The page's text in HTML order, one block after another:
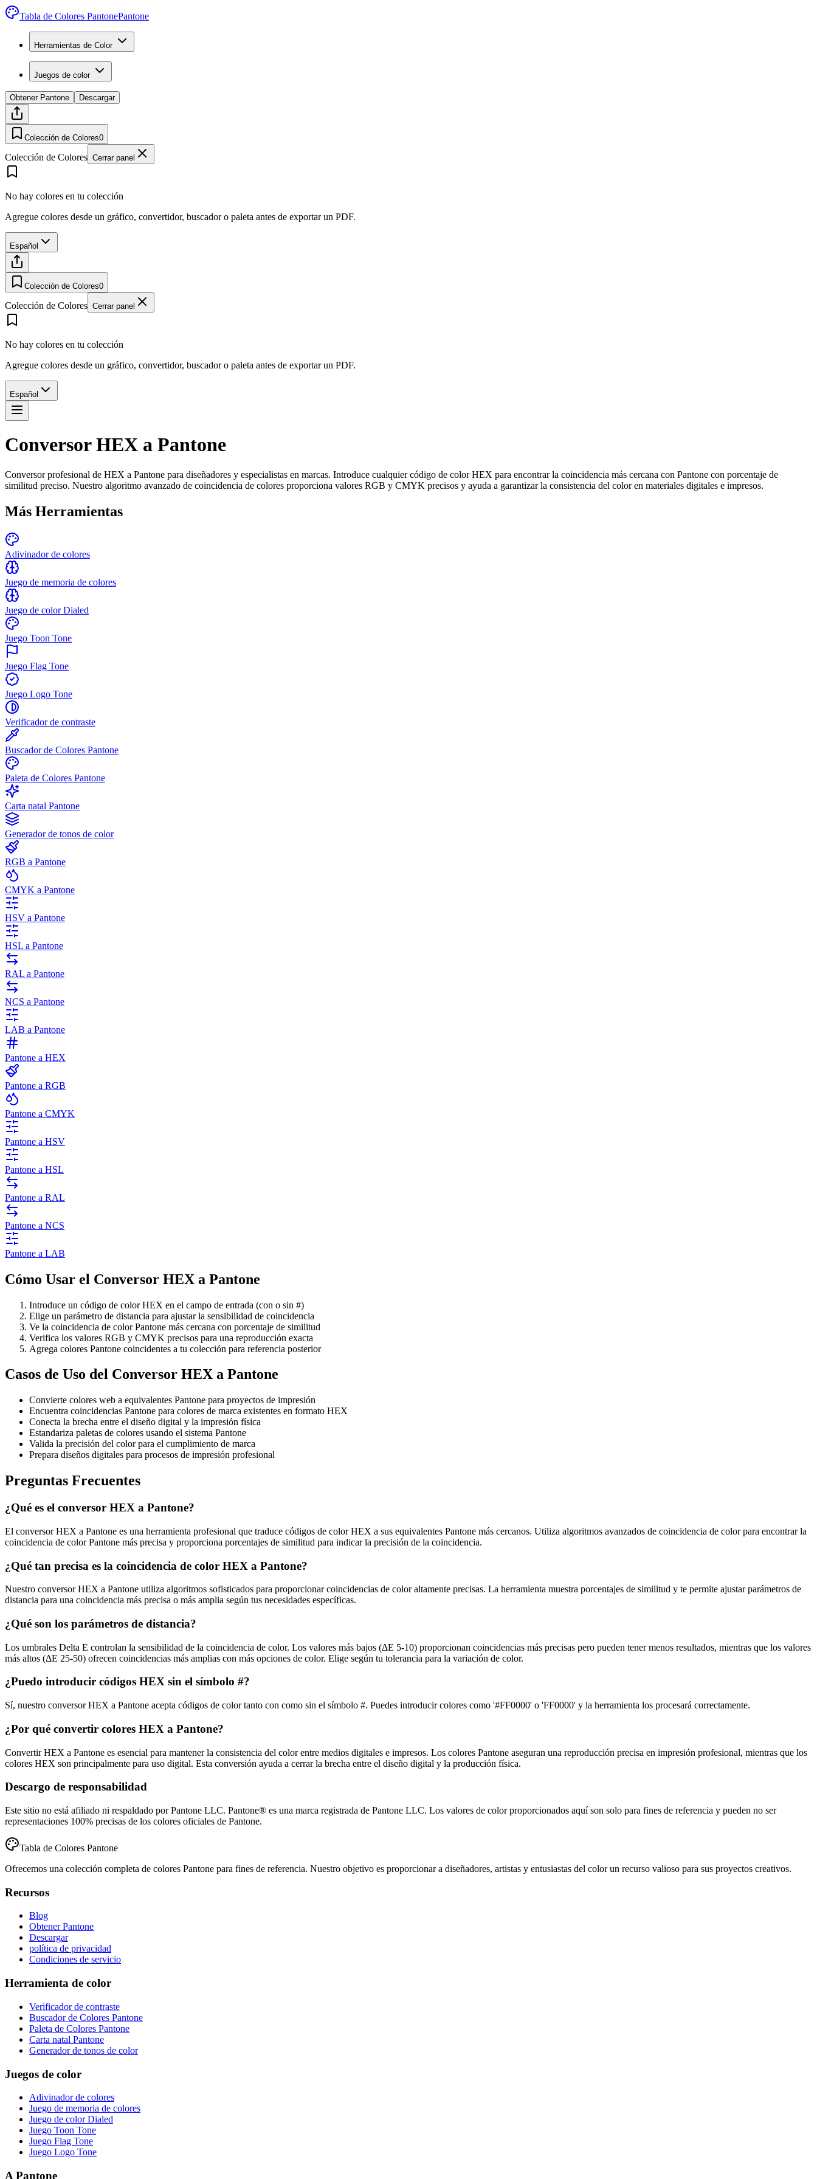
Tabla de Colores PantonePantone
Herramientas de Color
Juegos de color
Obtener Pantone Descargar
Colección de Colores0
Colección de Colores Cerrar panel
No hay colores en tu colección
Agregue colores desde un gráfico, convertidor, buscador o paleta antes de exportar un PDF.
Español
Colección de Colores0
Colección de Colores Cerrar panel
No hay colores en tu colección
Agregue colores desde un gráfico, convertidor, buscador o paleta antes de exportar un PDF.
Español
Conversor HEX a Pantone
Conversor profesional de HEX a Pantone para diseñadores y especialistas en marcas. Introduce cualquier código de color HEX para encontrar la coincidencia más cercana con Pantone con porcentaje de
similitud preciso. Nuestro algoritmo avanzado de coincidencia de colores proporciona valores RGB y CMYK precisos y ayuda a garantizar la consistencia del color en materiales digitales e impresos.
Más Herramientas
Adivinador de colores
Juego de memoria de colores
Juego de color Dialed
Juego Toon Tone
Juego Flag Tone
Juego Logo Tone
Verificador de contraste
Buscador de Colores Pantone
Paleta de Colores Pantone
Carta natal Pantone
Generador de tonos de color
RGB a Pantone
CMYK a Pantone
HSV a Pantone
HSL a Pantone
RAL a Pantone
NCS a Pantone
LAB a Pantone
Pantone a HEX
Pantone a RGB
Pantone a CMYK
Pantone a HSV
Pantone a HSL
Pantone a RAL
Pantone a NCS
Pantone a LAB
Cómo Usar el Conversor HEX a Pantone
Introduce un código de color HEX en el campo de entrada (con o sin #)
Elige un parámetro de distancia para ajustar la sensibilidad de coincidencia
Ve la coincidencia de color Pantone más cercana con porcentaje de similitud
Verifica los valores RGB y CMYK precisos para una reproducción exacta
Agrega colores Pantone coincidentes a tu colección para referencia posterior
Casos de Uso del Conversor HEX a Pantone
Convierte colores web a equivalentes Pantone para proyectos de impresión
Encuentra coincidencias Pantone para colores de marca existentes en formato HEX
Conecta la brecha entre el diseño digital y la impresión física
Estandariza paletas de colores usando el sistema Pantone
Valida la precisión del color para el cumplimiento de marca
Prepara diseños digitales para procesos de impresión profesional
Preguntas Frecuentes
¿Qué es el conversor HEX a Pantone?
El conversor HEX a Pantone es una herramienta profesional que traduce códigos de color HEX a sus equivalentes Pantone más cercanos. Utiliza algoritmos avanzados de coincidencia de color para encontrar la
coincidencia de color Pantone más precisa y proporciona porcentajes de similitud para indicar la precisión de la coincidencia.
¿Qué tan precisa es la coincidencia de color HEX a Pantone?
Nuestro conversor HEX a Pantone utiliza algoritmos sofisticados para proporcionar coincidencias de color altamente precisas. La herramienta muestra porcentajes de similitud y te permite ajustar parámetros de
distancia para una coincidencia más precisa o más amplia según tus necesidades específicas.
¿Qué son los parámetros de distancia?
Los umbrales Delta E controlan la sensibilidad de la coincidencia de color. Los valores más bajos (ΔE 5-10) proporcionan coincidencias más precisas pero pueden tener menos resultados, mientras que los valores
más altos (ΔE 25-50) ofrecen coincidencias más amplias con más opciones de color. Elige según tu tolerancia para la variación de color.
¿Puedo introducir códigos HEX sin el símbolo #?
Sí, nuestro conversor HEX a Pantone acepta códigos de color tanto con como sin el símbolo #. Puedes introducir colores como '#FF0000' o 'FF0000' y la herramienta los procesará correctamente.
¿Por qué convertir colores HEX a Pantone?
Convertir HEX a Pantone es esencial para mantener la consistencia del color entre medios digitales e impresos. Los colores Pantone aseguran una reproducción precisa en impresión profesional, mientras que los
colores HEX son principalmente para uso digital. Esta conversión ayuda a cerrar la brecha entre el diseño digital y la producción física.
Descargo de responsabilidad
Este sitio no está afiliado ni respaldado por Pantone LLC. Pantone® es una marca registrada de Pantone LLC. Los valores de color proporcionados aquí son solo para fines de referencia y pueden no ser
representaciones 100% precisas de los colores oficiales de Pantone.
Tabla de Colores Pantone
Ofrecemos una colección completa de colores Pantone para fines de referencia. Nuestro objetivo es proporcionar a diseñadores, artistas y entusiastas del color un recurso valioso para sus proyectos creativos.
Recursos
Blog
Obtener Pantone
Descargar
política de privacidad
Condiciones de servicio
Herramienta de color
Verificador de contraste
Buscador de Colores Pantone
Paleta de Colores Pantone
Carta natal Pantone
Generador de tonos de color
Juegos de color
Adivinador de colores
Juego de memoria de colores
Juego de color Dialed
Juego Toon Tone
Juego Flag Tone
Juego Logo Tone
A Pantone